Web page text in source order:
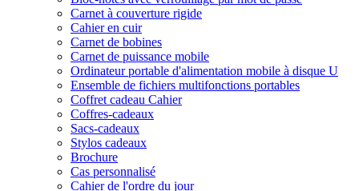
Carnet à couverture rigide
Cahier en cuir
Carnet de bobines
Carnet de puissance mobile
Ordinateur portable d'alimentation mobile à disque U
Ensemble de fichiers multifonctions portables
Coffret cadeau Cahier
Coffres-cadeaux
Sacs-cadeaux
Stylos cadeaux
Brochure
Cas personnalisé
Cahier de l'ordre du jour